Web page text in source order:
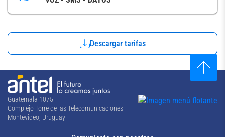
Descargar tarifas
Guatemala 1075
Complejo Torre de las Telecomunicaciones
Montevideo, Uruguay